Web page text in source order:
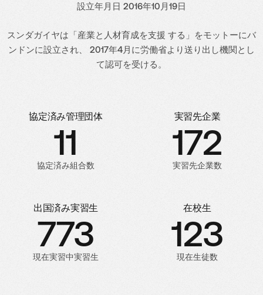
設立年月日 2016年10月19日
スンダガイヤは「産業と人材育成を支援 する」をモットーにバ
ンドンに設立され、 2017年4月に労働省より送り出し機関とし
て認可を受ける。
協定済み管理団体
11
協定済み組合数
実習先企業
172
実習先企業数
出国済み実習生
773
現在実習中実習生
在校生
123
現在生徒数